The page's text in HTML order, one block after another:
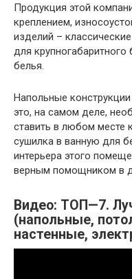
Продукция этой
креплением,
изделий –
для крупногабаритного
белья.
Напольные
это, на самом деле,
ставить в любом месте
сушилка в ванную для
интерьера этого
верным помощником в
Видео: ТОП—7.
(напольные,
настенные,